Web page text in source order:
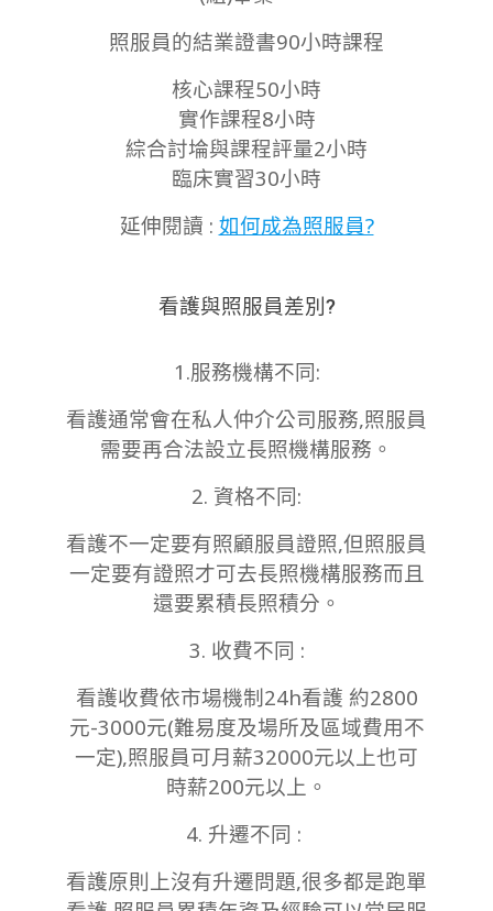
照服員的結業證書90小時課程
核心課程50小時
實作課程8小時
綜合討埨與課程評量2小時
臨床實習30小時
延伸閱讀 : 如何成為照服員?
看護與照服員差別?
1.服務機構不同:
看護通常會在私人仲介公司服務,照服員
需要再合法設立長照機構服務。
2. 資格不同:
看護不一定要有照顧服員證照,但照服員
一定要有證照才可去長照機構服務而且
還要累積長照積分。
3. 收費不同 :
看護收費依市場機制24h看護 約2800
元-3000元(難易度及場所及區域費用不
一定),照服員可月薪32000元以上也可
時薪200元以上。
4. 升遷不同 :
看護原則上沒有升遷問題,很多都是跑單